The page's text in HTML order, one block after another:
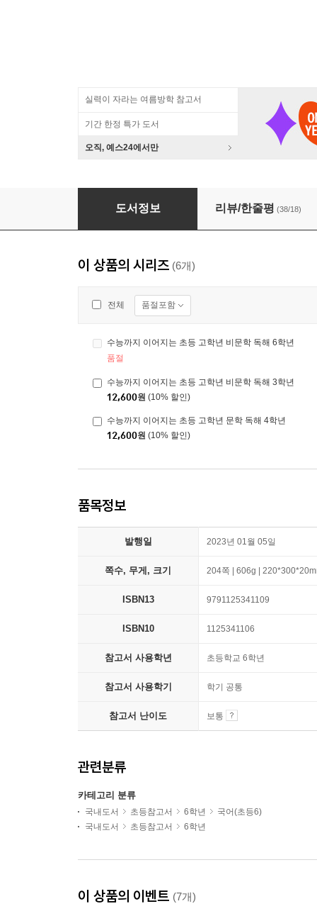
실력이 자라는 여름방학 참고서
기간 한정 특가 도서
오직, 예스24에서만
수능까지 이어지는 초등 고학년 비문학 독해 6
도서정보 리뷰/한줄평 (38/18)
이 상품의 시리즈 (6개)
전체 품절포함
수능까지 이어지는 초등 고학년 비문학 독해 6학년
품절
수능까지 이어지는 초등 고학년 비문학 독해 3학년
12,600원 (10% 할인)
수능까지 이어지는 초등 고학년 문학 독해 4학년
12,600원 (10% 할인)
품목정보
발행일 2023년 01월 05일
쪽수, 무게, 크기 204쪽 | 606g |
ISBN13 9791125341109
ISBN10 1125341106
참고서 사용학년 초등학교 6학년
참고서 사용학기 학기 공통
참고서 난이도 보통
관련분류
카테고리 분류
국내도서 초등참고서 6학년
국어(초등6)
국내도서
초등참고서 6학년
이 상품의 이벤트 (7개)